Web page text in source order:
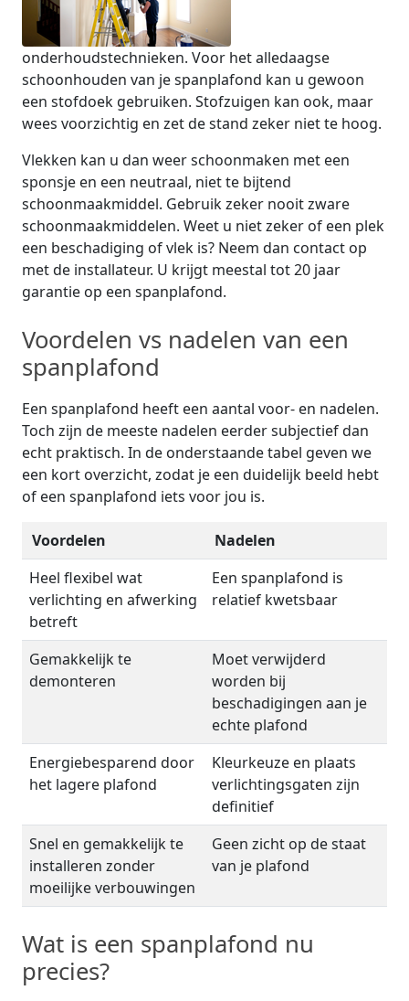
onderhoudstechnieken. Voor het alledaagse
schoonhouden van je spanplafond kan u gewoon
een stofdoek gebruiken. Stofzuigen kan ook, maar
wees voorzichtig en zet de stand zeker niet te hoog.
Vlekken kan u dan weer schoonmaken met een
sponsje en een neutraal, niet te bijtend
schoonmaakmiddel. Gebruik zeker nooit zware
schoonmaakmiddelen. Weet u niet zeker of een plek
een beschadiging of vlek is? Neem dan contact op
met de installateur. U krijgt meestal tot 20 jaar
garantie op een spanplafond.
Voordelen vs nadelen van een
spanplafond
Een spanplafond heeft een aantal voor- en nadelen.
Toch zijn de meeste nadelen eerder subjectief dan
echt praktisch. In de onderstaande tabel geven we
een kort overzicht, zodat je een duidelijk beeld hebt
of een spanplafond iets voor jou is.
Voordelen
Nadelen
Heel flexibel wat
verlichting en afwerking
betreft
Een spanplafond is
relatief kwetsbaar
Gemakkelijk te
demonteren
Moet verwijderd
worden bij
beschadigingen aan je
echte plafond
Energiebesparend door
het lagere plafond
Kleurkeuze en plaats
verlichtingsgaten zijn
definitief
Snel en gemakkelijk te
installeren zonder
moeilijke verbouwingen
Geen zicht op de staat
van je plafond
Wat is een spanplafond nu
precies?